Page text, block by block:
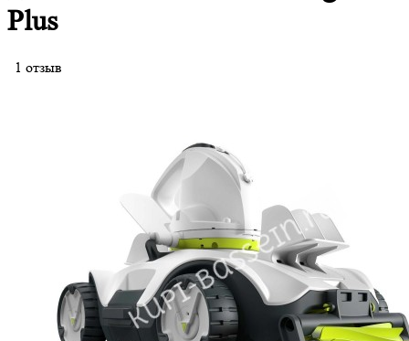
Plus
1 отзыв